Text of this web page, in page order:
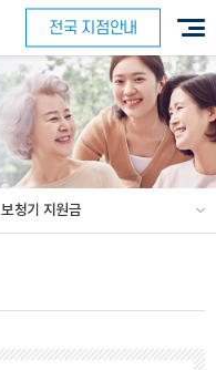
전국 지점안내
보청기 지원금